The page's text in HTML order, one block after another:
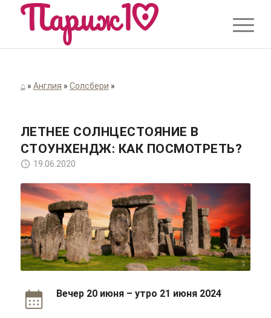
⌂» Англия » Солсбери »
ЛЕТНЕЕ СОЛНЦЕСТОЯНИЕ В
СТОУНХЕНДЖ: КАК ПОСМОТРЕТЬ?
19.06.2020
TheDigitalArtist/pixabay
Вечер 20 июня – утро 21 июня 2024